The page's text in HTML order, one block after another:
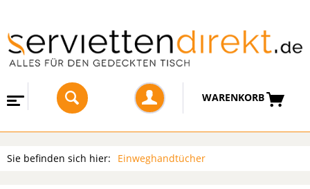
WARENKORB
Sie befinden sich hier: Einweghandtücher